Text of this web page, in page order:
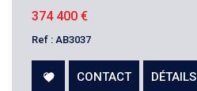
374 400 €
Ref : AB3037
CONTACT DÉTAILS